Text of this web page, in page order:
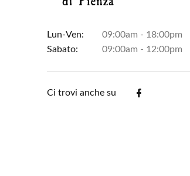
Lun-Ven:
09:00am - 18:00pm
Sabato:
09:00am - 12:00pm
Ci trovi anche su